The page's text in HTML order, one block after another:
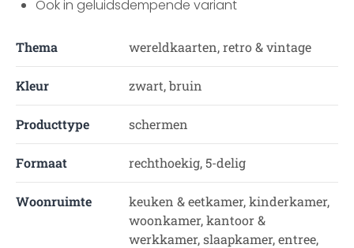
Ook in geluidsdempende variant
Thema wereldkaarten, retro & vintage
Kleur zwart, bruin
Producttype schermen
Formaat rechthoekig, 5-delig
Woonruimte
keuken & eetkamer, kinderkamer,
woonkamer, kantoor &
werkkamer, slaapkamer, entree,